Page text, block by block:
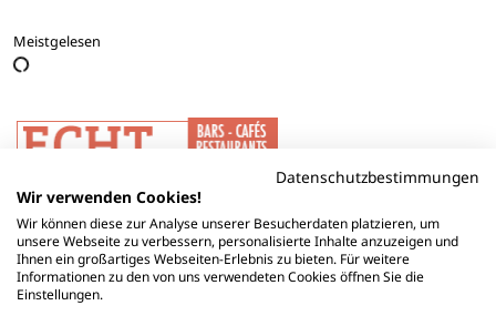
Meistgelesen
Datenschutzbestimmungen
Wir verwenden Cookies!
Wir können diese zur Analyse unserer Besucherdaten platzieren, um
unsere Webseite zu verbessern, personalisierte Inhalte anzuzeigen und
Ihnen ein großartiges Webseiten-Erlebnis zu bieten. Für weitere
Informationen zu den von uns verwendeten Cookies öffnen Sie die
Einstellungen.